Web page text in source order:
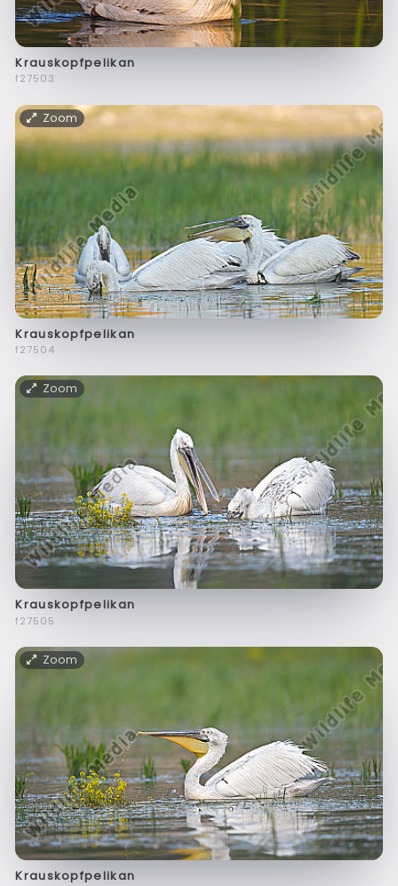
Krauskopfpelikan
f27503
Zoom
Krauskopfpelikan
f27504
Zoom
Krauskopfpelikan
f27505
Zoom
Krauskopfpelikan